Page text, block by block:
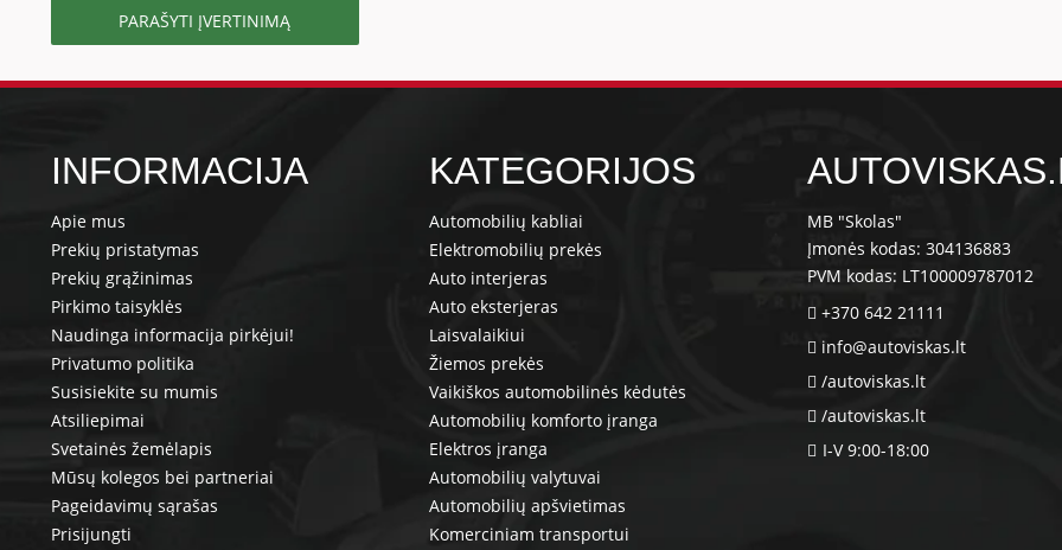
PARAŠYTI ĮVERTINIMĄ
INFORMACIJA
Apie mus
Prekių pristatymas
Prekių grąžinimas
Pirkimo taisyklės
Naudinga informacija pirkėjui!
Privatumo politika
Susisiekite su mumis
Atsiliepimai
Svetainės žemėlapis
Mūsų kolegos bei partneriai
Pageidavimų sąrašas
Prisijungti
KATEGORIJOS
Automobilių kabliai
Elektromobilių prekės
Auto interjeras
Auto eksterjeras
Laisvalaikiui
Žiemos prekės
Vaikiškos automobilinės kėdutės
Automobilių komforto įranga
Elektros įranga
Automobilių valytuvai
Automobilių apšvietimas
Komerciniam transportui
MB "Skolas"
Įmonės kodas: 304136883
PVM kodas: LT100009787012
+370 642 21111
info@autoviskas.lt
/autoviskas.lt
/autoviskas.lt
I-V 9:00-18:00